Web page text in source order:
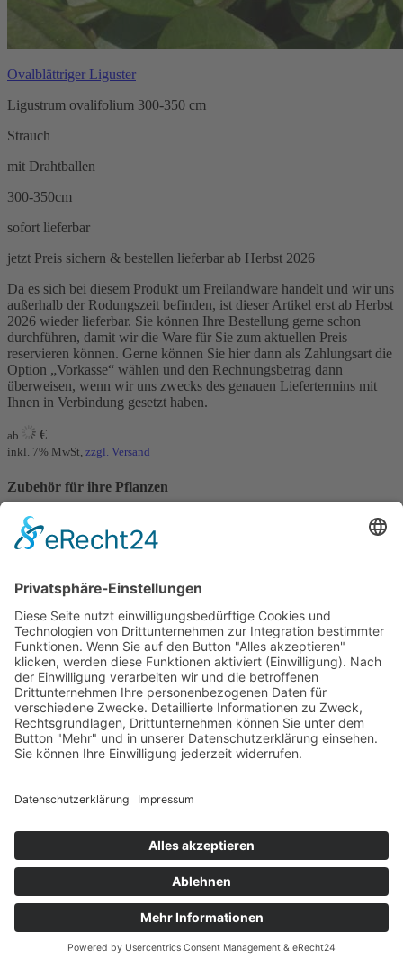
Ovalblättriger Liguster
Ligustrum ovalifolium 300-350 cm
Strauch
mit Drahtballen
300-350cm
sofort lieferbar
jetzt Preis sichern & bestellen lieferbar ab Herbst 2026
Da es sich bei diesem Produkt um Freilandware handelt und wir uns
außerhalb der Rodungszeit befinden, ist dieser Artikel erst ab Herbst
2026 wieder lieferbar. Sie können Ihre Bestellung gerne schon
durchführen, damit wir die Ware für Sie zum aktuellen Preis
reservieren können. Gerne können Sie hier dann als Zahlungsart die
Option „Vorkasse“ wählen und den Rechnungsbetrag dann
überweisen, wenn wir uns zwecks des genauen Liefertermins mit
Ihnen in Verbindung gesetzt haben.
ab €
inkl. 7% MwSt, zzgl. Versand
Zubehör für ihre Pflanzen
Unsere Anwachsgarantie
Die Kombination aus den Oscorna Bodenaktivator und
Gedeihen Ihrer Pflanzen und Ihres Rasens.
Die Oscorna-Produkte bestehen aus hochwertigen natürlichen
Rohstoffen. Eine Verbrennung des Rasens oder eine Überdüngung
der Pflanzen ist damit nicht möglich!
Kundenservice
Kontakt
Versandkosten / Lieferkosten
Zahlungsarten
Informationen
Datenschutzerklärung
Allgemeine Geschäftsbedingungen
zum B2B Händlerbereich